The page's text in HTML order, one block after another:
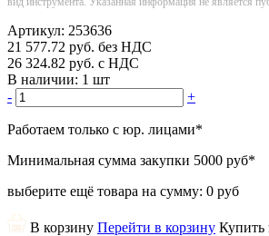
Артикул: 253636
21 577.72 руб. без НДС
26 324.82 руб. с НДС
В наличии: 1 шт
-
+
Работаем только с юр. лицами*
Минимальная сумма закупки 5000 руб*
выберите ещё товара на сумму: 0 руб
В корзину Перейти в корзину Купить